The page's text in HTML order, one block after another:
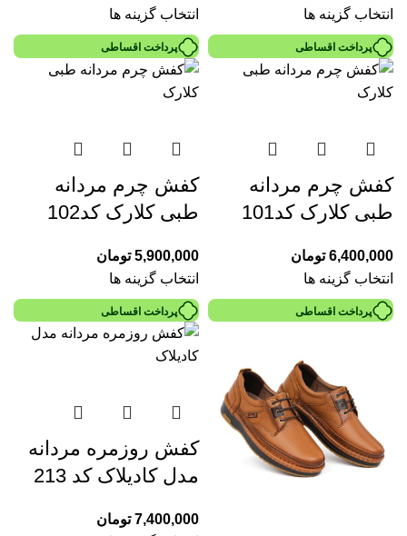
انتخاب گزینه ها
انتخاب گزینه ها
پرداخت اقساطی
کفش چرم مردانه
طبی کلارک کد101
6,400,000 تومان
انتخاب گزینه ها
پرداخت اقساطی
کفش چرم مردانه
طبی کلارک کد102
5,900,000 تومان
انتخاب گزینه ها
پرداخت اقساطی پرداخت اقساطی
کفش روزمره مردانه
مدل کادیلاک کد 213
7,400,000 تومان